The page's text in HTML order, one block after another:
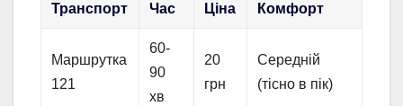
Транспорт Час Ціна Комфорт
Маршрутка
121
60-
90
хв
20
грн
Середній
(тісно в пік)